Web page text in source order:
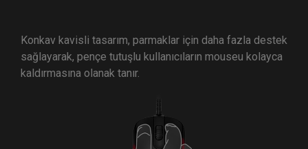
Konkav kavisli tasarım, parmaklar için daha fazla destek
sağlayarak, pençe tutuşlu kullanıcıların mouseu kolayca
kaldırmasına olanak tanır.